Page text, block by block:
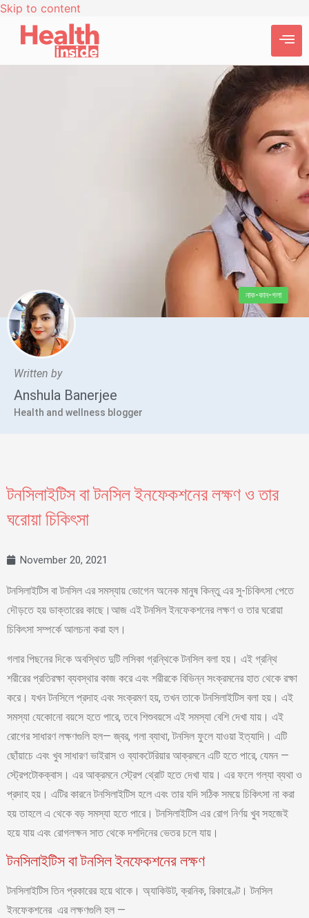
Skip to content
নাক-কান-গলা
Written by
Anshula Banerjee
Health and wellness blogger
টনসিলাইটিস বা টনসিল ইনফেকশনের লক্ষণ ও তার
ঘরোয়া চিকিৎসা
November 20, 2021
টনসিলাইটিস বা টনসিল এর সমস্যায় ভোগেন অনেক মানুষ কিন্তু এর সু-চিকিৎসা পেতে
দৌড়তে হয় ডাক্তারের কাছে।আজ এই টনসিল ইনফেকশনের লক্ষণ ও তার ঘরোয়া
চিকিৎসা সম্পর্কে আলচনা করা হল।
গলার পিছনের দিকে অবস্থিত দুটি লসিকা গ্রন্থিকে টনসিল বলা হয়। এই গ্রন্থি
শরীরের প্রতিরক্ষা ব্যবস্থার কাজ করে এবং শরীরকে বিভিন্ন সংক্রমনের হাত থেকে রক্ষা
করে। যখন টনসিলে প্রদাহ এবং সংক্রমণ হয়, তখন তাকে টনসিলাইটিস বলা হয়। এই
সমস্যা যেকোনো বয়সে হতে পারে, তবে শিশুবয়সে এই সমস্যা বেশি দেখা যায়। এই
রোগের সাধারণ লক্ষণগুলি হল— জ্বর, গলা ব্যাথা, টনসিল ফুলে যাওয়া ইত্যাদি। এটি
ছোঁয়াচে এবং খুব সাধারণ ভাইরাস ও ব্যাকটেরিয়ার আক্রমনে এটি হতে পারে, যেমন —
স্ট্রেপটোকক্বাস। এর আক্রমনে স্ট্রেপ থ্রোট হতে দেখা যায়। এর ফলে গল্যা ব্যথা ও
প্রদাহ হয়। এটির কারনে টনসিলাইটিস হলে এবং তার যদি সঠিক সময়ে চিকিৎসা না করা
হয় তাহলে এ থেকে বড় সমস্যা হতে পারে। টনসিলাইটিস এর রোগ নির্ণয় খুব সহজেই
হয়ে যায় এবং রোগলক্ষন সাত থেকে দশদিনের ভেতর চলে যায়।
টনসিলাইটিস বা টনসিল ইনফেকশনের লক্ষণ
টনসিলাইটিস তিন প্রকারের হয়ে থাকে। অ্যাকিউট, ক্রনিক, রিকারেণ্ট। টনসিল
ইনফেকশনের এর লক্ষণগুলি হল —